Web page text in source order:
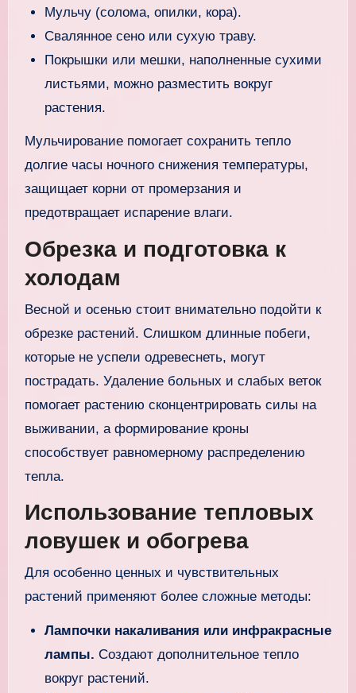
Мульчу (солома, опилки, кора).
Свалянное сено или сухую траву.
Покрышки или мешки, наполненные сухими
листьями, можно разместить вокруг
растения.
Мульчирование помогает сохранить тепло
долгие часы ночного снижения температуры,
защищает корни от промерзания и
предотвращает испарение влаги.
Обрезка и подготовка к
холодам
Весной и осенью стоит внимательно подойти к
обрезке растений. Слишком длинные побеги,
которые не успели одревеснеть, могут
пострадать. Удаление больных и слабых веток
помогает растению сконцентрировать силы на
выживании, а формирование кроны
способствует равномерному распределению
тепла.
Использование тепловых
ловушек и обогрева
Для особенно ценных и чувствительных
растений применяют более сложные методы:
Лампочки накаливания или инфракрасные
лампы. Создают дополнительное тепло
вокруг растений.